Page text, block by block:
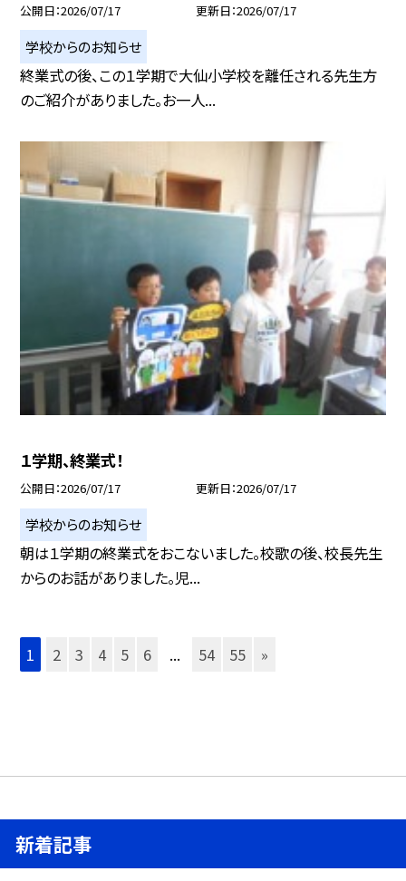
公開日 2026/07/17 更新日 2026/07/17
学校からのお知らせ
終業式の後、この１学期で大仙小学校を離任される先生方
のご紹介がありました。お一人...
１学期、終業式！
公開日 2026/07/17 更新日 2026/07/17
学校からのお知らせ
朝は１学期の終業式をおこないました。校歌の後、校長先生
からのお話がありました。児...
1 2 3 4 5 6 ... 54 55 »
新着記事